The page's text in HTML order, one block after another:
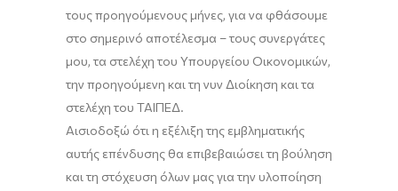
τους προηγούμενους μήνες, για να φθάσουμε
στο σημερινό αποτέλεσμα – τους συνεργάτες
μου, τα στελέχη του Υπουργείου Οικονομικών,
την προηγούμενη και τη νυν Διοίκηση και τα
στελέχη του ΤΑΙΠΕΔ.
Αισιοδοξώ ότι η εξέλιξη της εμβληματικής
αυτής επένδυσης θα επιβεβαιώσει τη βούληση
και τη στόχευση όλων μας για την υλοποίηση